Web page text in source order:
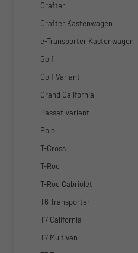
Crafter
Crafter Kastenwagen
e-Transporter Kastenwagen
Golf
Golf Variant
Grand California
Passat Variant
Polo
T-Cross
T-Roc
T-Roc Cabriolet
T6 Transporter
T7 California
T7 Multivan